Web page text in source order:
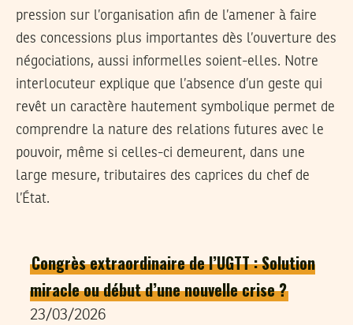
pression sur l’organisation afin de l’amener à faire
des concessions plus importantes dès l’ouverture des
négociations, aussi informelles soient-elles. Notre
interlocuteur explique que l’absence d’un geste qui
revêt un caractère hautement symbolique permet de
comprendre la nature des relations futures avec le
pouvoir, même si celles-ci demeurent, dans une
large mesure, tributaires des caprices du chef de
l’État.
Congrès extraordinaire de l’UGTT : Solution
miracle ou début d’une nouvelle crise ?
23/03/2026